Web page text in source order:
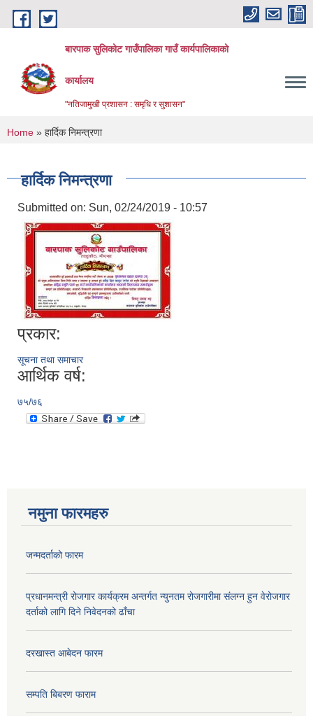
Skip to main content
बारपाक सुलिकोट गाउँपालिका गाउँ कार्यपालिकाको
कार्यालय
"नतिजामुखी प्रशासन : समृधि र सुशासन"
You are here
Home » हार्दिक निमन्त्रणा
हार्दिक निमन्त्रणा
Submitted on: Sun, 02/24/2019 - 10:57
प्रकार:
सूचना तथा समाचार
आर्थिक वर्ष:
७५/७६
नमुना फारमहरु
जन्मदर्ताको फारम
प्रधानमन्त्री रोजगार कार्यक्रम अन्तर्गत न्युनतम रोजगारीमा संलग्न हुन वेरोजगार
दर्ताको लागि दिने निवेदनको ढाँचा
दरखास्त आबेदन फारम
सम्पति बिबरण फाराम